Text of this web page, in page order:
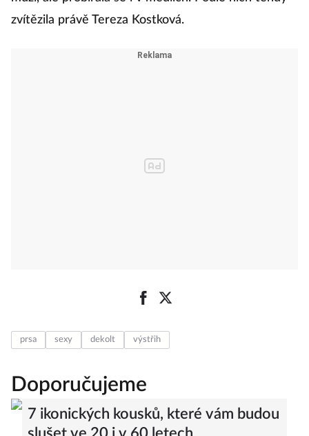
zvítězila právě Tereza Kostková.
prsa sexy dekolt výstřih
Doporučujeme
7 ikonických kousků, které vám budou